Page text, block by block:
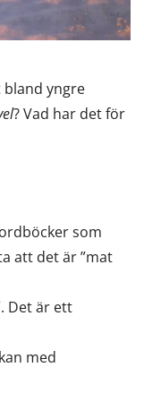
yngre
? Vad har det för
som
att det är ”mat
Det är ett
med